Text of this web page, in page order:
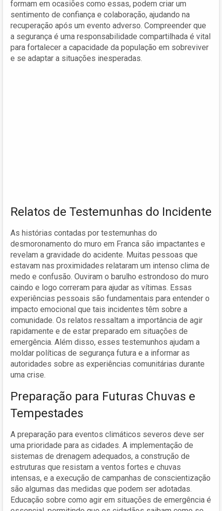
formam em ocasiões como essas, podem criar um
sentimento de confiança e colaboração, ajudando na
recuperação após um evento adverso. Compreender que
a segurança é uma responsabilidade compartilhada é vital
para fortalecer a capacidade da população em sobreviver
e se adaptar a situações inesperadas.
Relatos de Testemunhas do Incidente
As histórias contadas por testemunhas do
desmoronamento do muro em Franca são impactantes e
revelam a gravidade do acidente. Muitas pessoas que
estavam nas proximidades relataram um intenso clima de
medo e confusão. Ouviram o barulho estrondoso do muro
caindo e logo correram para ajudar as vítimas. Essas
experiências pessoais são fundamentais para entender o
impacto emocional que tais incidentes têm sobre a
comunidade. Os relatos ressaltam a importância de agir
rapidamente e de estar preparado em situações de
emergência. Além disso, esses testemunhos ajudam a
moldar políticas de segurança futura e a informar as
autoridades sobre as experiências comunitárias durante
uma crise.
Preparação para Futuras Chuvas e
Tempestades
A preparação para eventos climáticos severos deve ser
uma prioridade para as cidades. A implementação de
sistemas de drenagem adequados, a construção de
estruturas que resistam a ventos fortes e chuvas
intensas, e a execução de campanhas de conscientização
são algumas das medidas que podem ser adotadas.
Educação sobre como agir em situações de emergência é